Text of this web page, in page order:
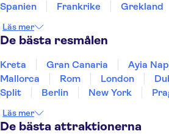
Spanien
Frankrike Grekland
Sverige
Thailand
Läs mer
De bästa resmålen
Kreta Gran Canaria Ayia
Mallorca
Rom London
Split
Berlin New York
Uppsala
Helsingborg
Läs mer
De bästa attraktionerna